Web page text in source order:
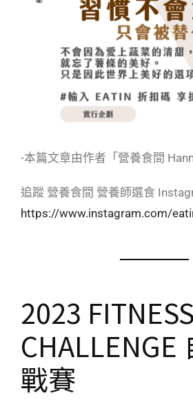
-本篇文章由作者「營養食間
追蹤 營養食間 營養師選食
https://www.instagram.com/
2023 FITNESS
CHALLENGE
戰賽